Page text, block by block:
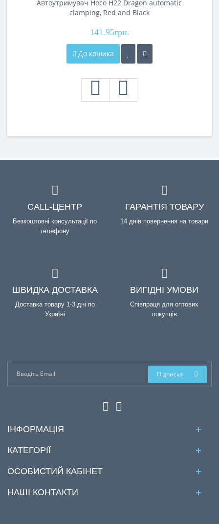
Автоутримувач Hoco H22 Dragon automatic
clamping, Red and Black
141.95грн.
До кошика
CALL-ЦЕНТР
Безкоштовні консультації по
телефону
ГАРАНТІЯ ТОВАРУ
14 днів повернення на товари
ШВИДКА ДОСТАВКА
Доставка товару 1-3 дні по
Україні
ВИГІДНІ УМОВИ
Співпраця для оптових
покупців
Підписка
ІНФОРМАЦІЯ
КАТЕГОРІЇ
ОСОБИСТИЙ КАБІНЕТ
НАШІ КОНТАКТИ